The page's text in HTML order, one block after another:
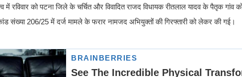
में रविवार को पटना जिले के चर्चित और विवादित राजद विधायक रीतलाल यादव के पैतृक
संख्या 206/25 में दर्ज मामले के फरार नामजद अभियुक्तों की गिरफ्तारी को लेकर की गई।